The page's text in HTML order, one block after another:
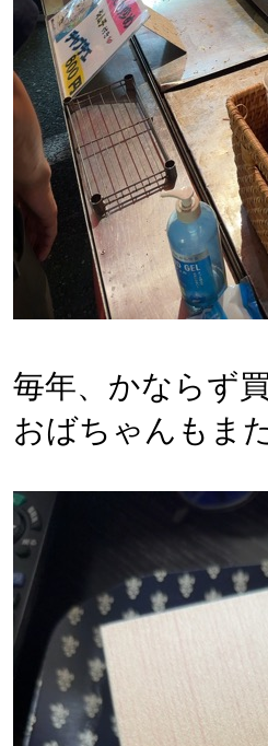
毎年、かならず
おばちゃんもま